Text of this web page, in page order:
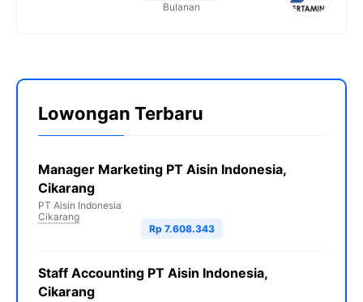
Bulanan
Lowongan Terbaru
Manager Marketing PT Aisin Indonesia,
Cikarang
PT Aisin Indonesia
Cikarang
Rp 7.608.343
Staff Accounting PT Aisin Indonesia,
Cikarang